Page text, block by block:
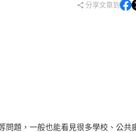
分享文章到
問題，一般也能看見很多學校、公共